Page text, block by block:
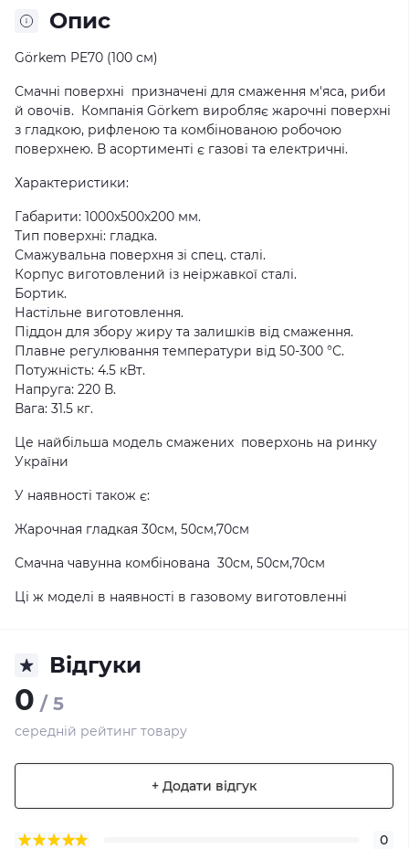
Опис
Görkem PE70 (100 см)
Смачні поверхні призначені для смаження м'яса, риби
й овочів. Компанія Görkem виробляє жарочні поверхні
з гладкою, рифленою та комбінованою робочою
поверхнею. В асортименті є газові та електричні.
Характеристики:
Габарити: 1000x500x200 мм.
Тип поверхні: гладка.
Смажувальна поверхня зі спец. сталі.
Корпус виготовлений із неіржавкої сталі.
Бортик.
Настільне виготовлення.
Піддон для збору жиру та залишків від смаження.
Плавне регулювання температури від 50-300 °C.
Потужність: 4.5 кВт.
Напруга: 220 В.
Вага: 31.5 кг.
Це найбільша модель смажених поверхонь на ринку
України
У наявності також є:
Жарочная гладкая 30см, 50см,70см
Смачна чавунна комбінована 30см, 50см,70см
Ці ж моделі в наявності в газовому виготовленні
Відгуки
0 / 5
середній рейтинг товару
+ Додати відгук
0